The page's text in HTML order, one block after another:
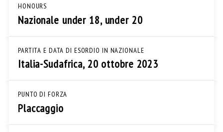
HONOURS
Nazionale under 18, under 20
PARTITA E DATA DI ESORDIO IN NAZIONALE
Italia-Sudafrica, 20 ottobre 2023
PUNTO DI FORZA
Placcaggio